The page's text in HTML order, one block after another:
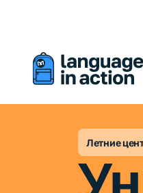
Летние